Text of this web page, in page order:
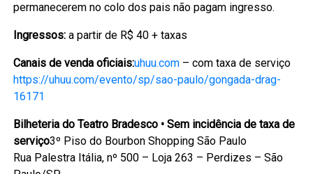
permanecerem no colo dos pais não pagam ingresso.
Ingressos: a partir de R$ 40 + taxas
Canais de venda oficiais:uhuu.com – com taxa de serviço
https://uhuu.com/evento/sp/sao-paulo/gongada-drag-
16171
Bilheteria do Teatro Bradesco • Sem incidência de taxa de
serviço3º Piso do Bourbon Shopping São Paulo
Rua Palestra Itália, nº 500 – Loja 263 – Perdizes – São